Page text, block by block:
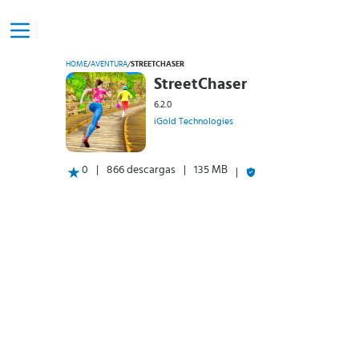
HOME/AVENTURA/STREETCHASER
StreetChaser
6.2.0
iGold Technologies
0 866 descargas 135 MB